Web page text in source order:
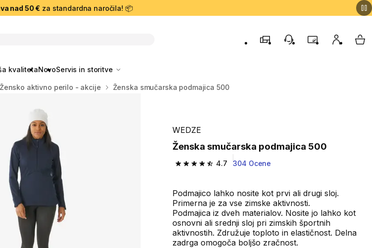
nad 50 € za standardna naročila! 📦
TrgovinePodporo strankam
ProgramMoj račun
kvalitetaNovoServis in storitve
Žensko aktivno perilo - akcije Ženska smučarska podmajica 500
WEDZE
Ženska smučarska podmajica 500
4.7
4.7 od 5 zvezdic from 304 ocene
304 Ocene
Podmajico lahko nosite kot prvi ali drugi sloj.
Primerna je za vse zimske aktivnosti.
Podmajica iz dveh materialov. Nosite jo lahko kot
osnovni ali srednji sloj pri zimskih športnih
aktivnostih. Združuje toploto in elastičnost. Delna
zadrga omogoča boljšo zračnost.